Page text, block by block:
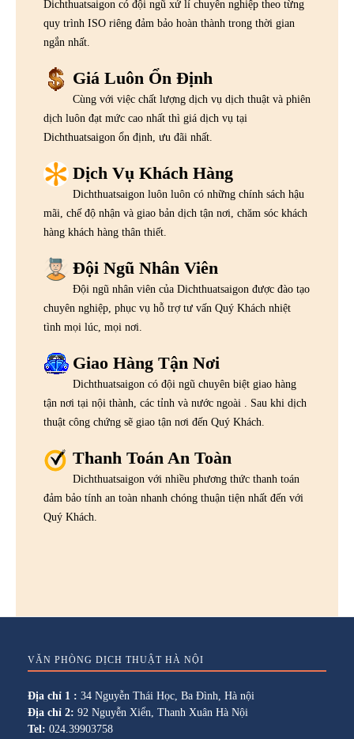
Dichthuatsaigon có đội ngũ xử lí chuyên nghiệp theo từng
quy trình ISO riêng đảm bảo hoàn thành trong thời gian
ngắn nhất.
Giá Luôn Ổn Định
Cùng với việc chất lượng dịch vụ dịch thuật và phiên
dịch luôn đạt mức cao nhất thì giá dịch vụ tại
Dichthuatsaigon ổn định, ưu đãi nhất.
Dịch Vụ Khách Hàng
Dichthuatsaigon luôn luôn có những chính sách hậu
mãi, chế độ nhận và giao bản dịch tận nơi, chăm sóc khách
hàng khách hàng thân thiết.
Đội Ngũ Nhân Viên
Đội ngũ nhân viên của Dichthuatsaigon được đào tạo
chuyên nghiệp, phục vụ hỗ trợ tư vấn Quý Khách nhiệt
tình mọi lúc, mọi nơi.
Giao Hàng Tận Nơi
Dichthuatsaigon có đội ngũ chuyên biệt giao hàng
tận nơi tại nội thành, các tỉnh và nước ngoài . Sau khi dịch
thuật công chứng sẽ giao tận nơi đến Quý Khách.
Thanh Toán An Toàn
Dichthuatsaigon với nhiều phương thức thanh toán
đảm bảo tính an toàn nhanh chóng thuận tiện nhất đến với
Quý Khách.
VĂN PHÒNG DỊCH THUẬT HÀ NỘI
Địa chỉ 1 : 34 Nguyễn Thái Học, Ba Đình, Hà nội
Địa chỉ 2: 92 Nguyễn Xiển, Thanh Xuân Hà Nội
Tel: 024.39903758